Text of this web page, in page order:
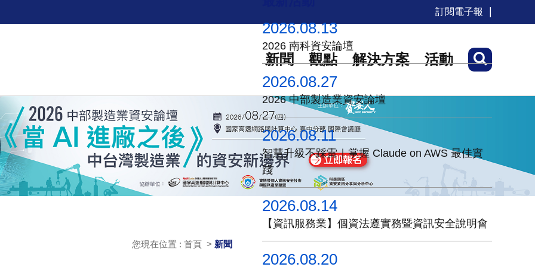
訂閱電子報
新聞 觀點 解決方案 活動
您現在位置 : 首頁 > 新聞
2026.08.13
2026 南科資安論壇
2026.08.27
2026 中部製造業資安論壇
2026.08.11
智慧升級不踩雷｜掌握 Claude on AWS 最佳實
踐
2026.08.14
【資訊服務業】個資法遵實務暨資訊安全說明會
2026.08.20